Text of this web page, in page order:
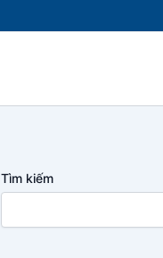
Tìm kiếm